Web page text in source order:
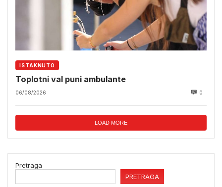
ISTAKNUTO
Toplotni val puni ambulante
06/08/2026 0
LOAD MORE
Pretraga
PRETRAGA